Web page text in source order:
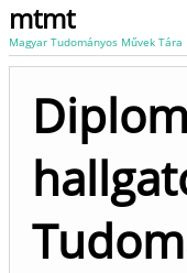
mtmt
Magyar Tudományos Művek Tára